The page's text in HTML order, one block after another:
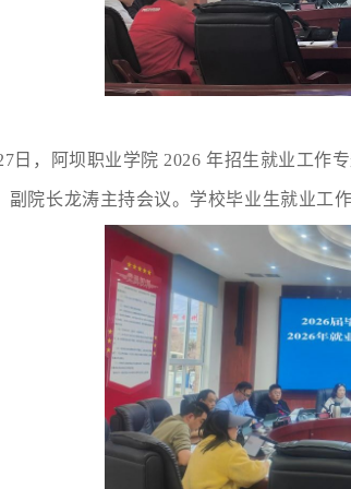
日 ，阿坝职业学院 2026 年招生就业工作
副院长龙涛主持会议。学校毕业生就业工